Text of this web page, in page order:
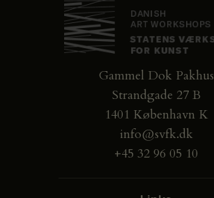
Gammel Dok Pakhus
Strandgade 27 B
1401 København K
info@svfk.dk
+45 32 96 05 10